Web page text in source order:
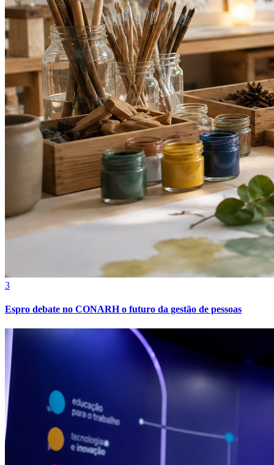
Internacional
Atlético-MG
3
Espro debate no CONARH o futuro da gestão de pessoas